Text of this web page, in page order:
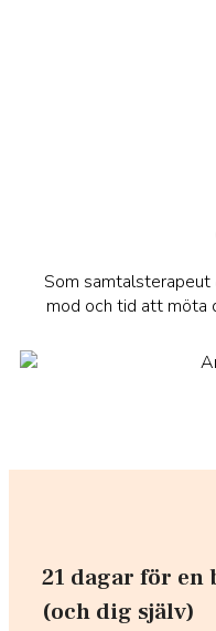
Som
mod och tid att möta
21 dagar för
(och dig själv)